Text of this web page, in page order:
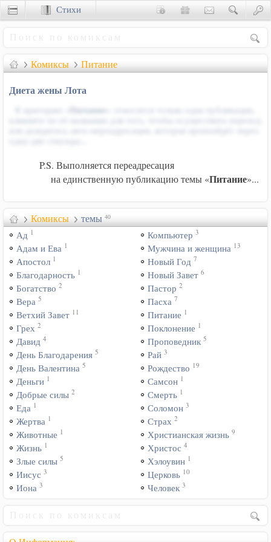
Комиксы Питание
Диета жены Лота
Питание
P.S. Выполняется переадресация
на единственную публикацию темы «Питание»...
Комиксы темы 40
Ад 1
Адам и Ева 1
Апостол 1
Благодарность 1
Богатство 2
Вера 5
Ветхий Завет 11
Грех 2
Давид 4
День Благодарения 5
День Валентина 5
Деньги 1
Добрые силы 2
Еда 1
Жертва 1
Животные 1
Жизнь 1
Злые силы 5
Иисус 3
Иона 3
Компьютер 3
Мужчина и женщина 13
Новый Год 7
Новый Завет 6
Пастор 2
Пасха 7
Питание 1
Поклонение 1
Проповедник 5
Рай 3
Рождество 19
Самсон 1
Смерть 1
Соломон 3
Страх 2
Христианская жизнь 9
Христос 4
Хэлоувин 1
Церковь 10
Человек 3
Стихи